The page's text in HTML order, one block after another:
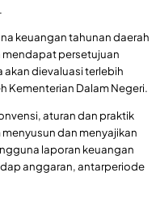
keuangan tahunan daerah
mendapat persetujuan
akan dievaluasi terlebih
Kementerian Dalam Negeri.
aturan dan praktik
dan menyajikan
laporan keuangan
anggaran, antarperiode